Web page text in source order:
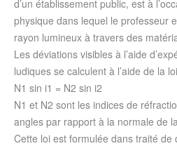
d’un établissement public, est à
physique dans lequel le professeur
rayon lumineux à travers des
Les déviations visibles à l’aide
ludiques se calculent à l’aide de la
N1 sin i1 = N2 sin i2
N1 et N2 sont les indices de
angles par rapport à la normale de
Cette loi est formulée dans traité de